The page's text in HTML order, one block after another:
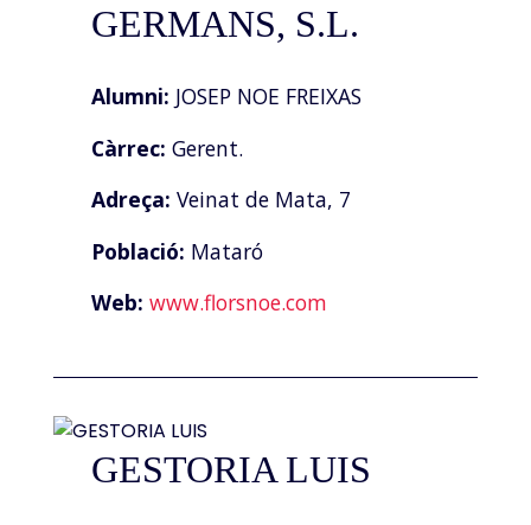
GERMANS, S.L.
Alumni: JOSEP NOE FREIXAS
Càrrec: Gerent.
Adreça: Veinat de Mata, 7
Població: Mataró
Web: www.florsnoe.com
GESTORIA LUIS